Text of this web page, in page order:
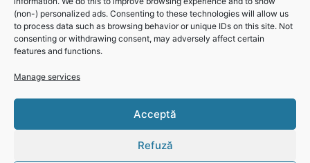
(non-) personalized ads. Consenting to these technologies will allow us
to process data such as browsing behavior or unique IDs on this site. Not
consenting or withdrawing consent, may adversely affect certain
features and functions.
Manage services
Acceptă
Refuză
Actualizare 6 – 11 august 2024: Întreruperi planificate
dedicate reviziilor și reparațiilor pentru județul Constanța